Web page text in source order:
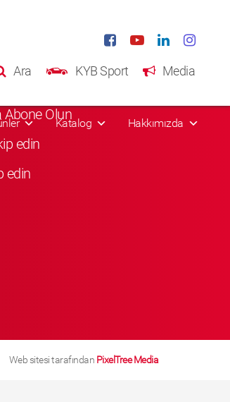
Ara KYB Sport Media
Katalog Hakkımızda
Abone Olun
edin
edin
Web sitesi tarafından PixelTree Media